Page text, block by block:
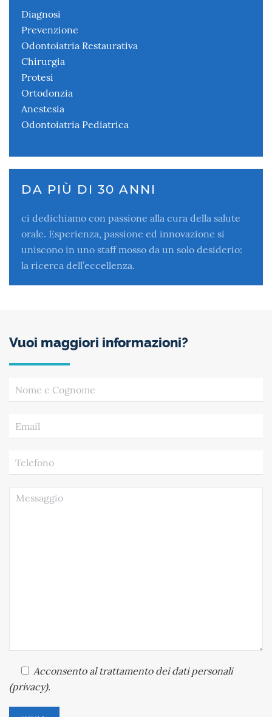
Diagnosi
Prevenzione
Odontoiatria Restaurativa
Chirurgia
Protesi
Ortodonzia
Anestesia
Odontoiatria Pediatrica
DA PIÙ DI 30 ANNI
ci dedichiamo con passione alla cura della salute
orale. Esperienza, passione ed innovazione si
uniscono in uno staff mosso da un solo desiderio:
la ricerca dell’eccellenza.
Vuoi maggiori informazioni?
Acconsentoal trattamento dei dati personali
(privacy).